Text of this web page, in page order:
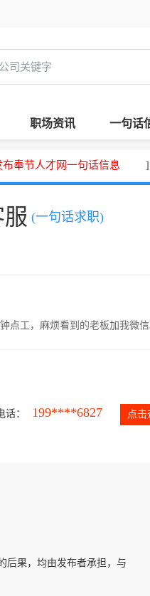
职场资讯 一句话
布奉节人才网一句话信息 ]
(一句话求职)
点工，麻烦看到的老板加我微
话： 199****6827 点击
后果，均由发布者承担，与